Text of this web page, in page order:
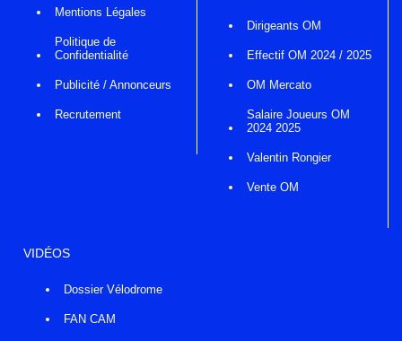
Mentions Légales
Politique de
Confidentialité
Publicité / Annonceurs
Recrutement
Dirigeants OM
Effectif OM 2024 / 2025
OM Mercato
Salaire Joueurs OM
2024 2025
Valentin Rongier
Vente OM
VIDÉOS
Dossier Vélodrome
FAN CAM